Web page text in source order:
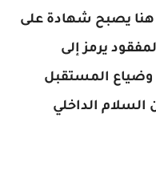
هنا يصبح شهادة على
يرمز إلى
وضياع المستقبل
السلام الداخلي